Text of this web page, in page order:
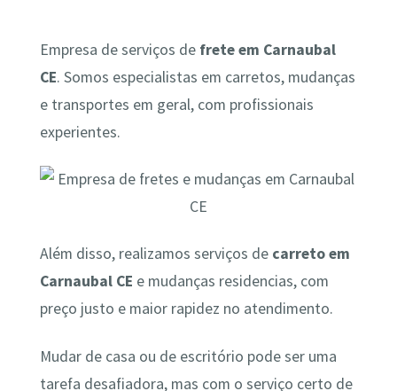
Empresa de serviços de frete em Carnaubal
CE. Somos especialistas em carretos, mudanças
e transportes em geral, com profissionais
experientes.
Além disso, realizamos serviços de carreto em
Carnaubal CE e mudanças residencias, com
preço justo e maior rapidez no atendimento.
Mudar de casa ou de escritório pode ser uma
tarefa desafiadora, mas com o serviço certo de